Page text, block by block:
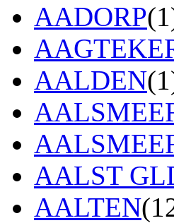
AADORP
AALDEN
AALST
AALTEN